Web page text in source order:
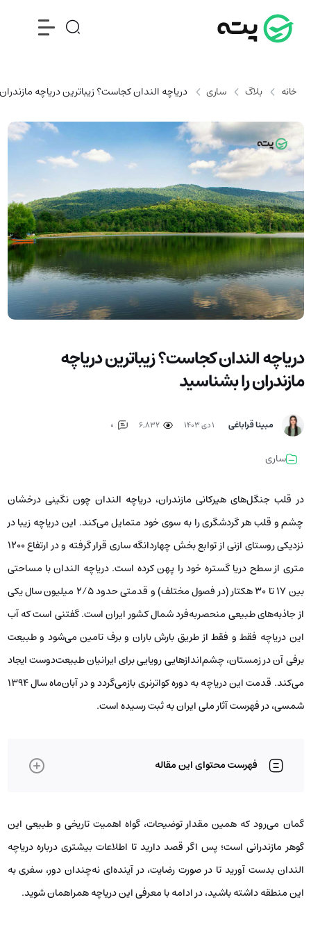
خانه بلاگ ساری دریاچه الندان کجاست؟ زیباترین دریاچه
دریاچه الندان کجاست؟ زیباترین دریاچه
مازندران را بشناسید
مبینا قراباغی ۱ دی ۱۴۰۳ 6,832
ساری
در قلب جنگل‌های هیرکانی مازندران، دریاچه الندان چون نگینی درخشان
چشم و قلب هر گردشگری را به سوی خود متمایل می‌کند. این دریاچه زیبا در
نزدیکی روستای ازنی از توابع بخش چهاردانگه ساری قرار گرفته و در ارتفاع 1200
متری از سطح دریا گستره خود را پهن کرده است. دریاچه الندان با مساحتی
بین ۱۷ تا ۳۰ هکتار (در فصول مختلف) و قدمتی حدود 2/5 میلیون سال یکی
از جاذبه‌های طبیعی منحصربه‌فرد شمال کشور ایران است. گفتنی است که آب
این دریاچه فقط و فقط از طریق بارش باران و برف تامین می‌شود و طبیعت
برفی آن در زمستان، چشم‌اندازهایی رویایی برای ایرانیان طبیعت‌دوست ایجاد
می‌کند. قدمت این دریاچه به دوره کواترنری بازمی‌گردد و در آبان‌ماه سال 1394
شمسی، در فهرست آثار ملی ایران به ثبت رسیده است.
فهرست محتوای این مقاله
گمان می‌رود که همین مقدار توضیحات، گواه اهمیت تاریخی و طبیعی این
گوهر مازندرانی است؛ پس اگر قصد دارید تا اطلاعات بیشتری درباره دریاچه
الندان بدست آورید تا در صورت رضایت، در آینده‌ای نه‌چندان دور، سفری به
این منطقه داشته باشید، در ادامه با معرفی این دریاچه همراهمان شوید.